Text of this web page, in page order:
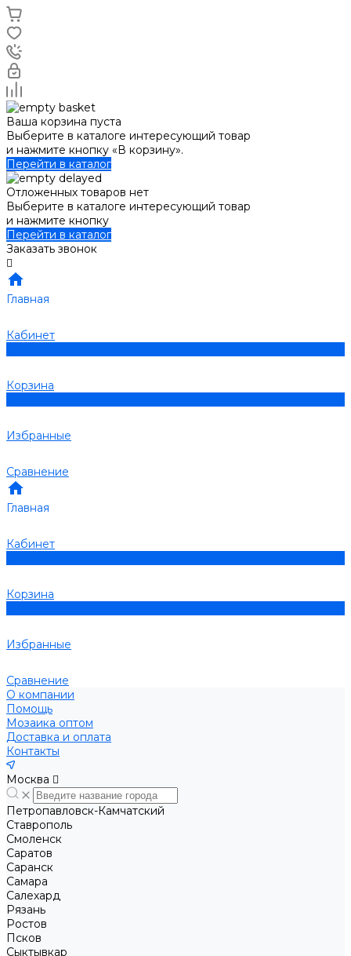
Ваша корзина пуста
Выберите в каталоге интересующий товар
и нажмите кнопку «В корзину».
Перейти в каталог
Отложенных товаров нет
Выберите в каталоге интересующий товар
и нажмите кнопку
Перейти в каталог
Заказать звонок
Главная
Кабинет
Корзина
Избранные
Сравнение
Главная
Кабинет
Корзина
Избранные
Сравнение
О компании
Помощь
Мозаика оптом
Доставка и оплата
Контакты
Москва
Петропавловск-Камчатский
Ставрополь
Смоленск
Саратов
Саранск
Самара
Салехард
Рязань
Ростов
Псков
Сыктывкар